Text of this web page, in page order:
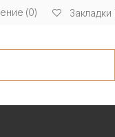
(0) Закладки